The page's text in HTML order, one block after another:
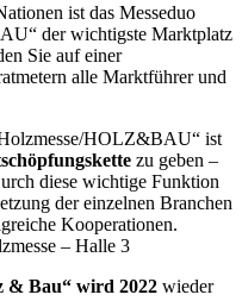
ist das Messeduo
der wichtigste Marktplatz
Sie auf einer
alle Marktführer und
HOLZ&BAU“ ist
zu geben –
diese wichtige Funktion
der einzelnen Branchen
Kooperationen.
– Halle 3
& Bau“ wird 2022 wieder